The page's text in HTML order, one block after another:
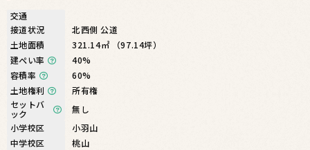
交通
接道状況
北西側 公道
土地面積
321.14㎡ （97.14坪）
建ぺい率
40%
容積率
60%
土地権利
所有権
セットバ
ック
無し
小学校区
小羽山
中学校区
桃山